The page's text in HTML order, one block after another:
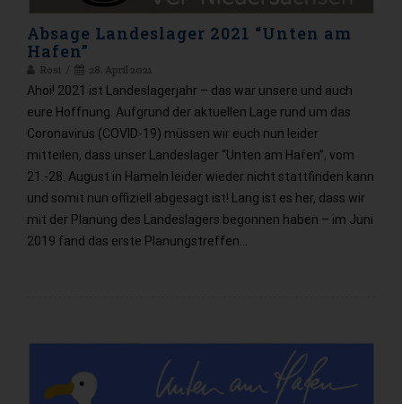
Absage Landeslager 2021 “Unten am
Hafen”
Rosi 28. April 2021
Ahoi! 2021 ist Landeslagerjahr – das war unsere und auch
eure Hoffnung. Aufgrund der aktuellen Lage rund um das
Coronavirus (COVID-19) müssen wir euch nun leider
mitteilen, dass unser Landeslager “Unten am Hafen”, vom
21.-28. August in Hameln leider wieder nicht stattfinden kann
und somit nun offiziell abgesagt ist! Lang ist es her, dass wir
mit der Planung des Landeslagers begonnen haben – im Juni
2019 fand das erste Planungstreffen…